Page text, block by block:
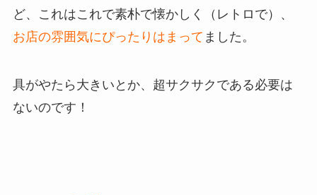
ど、これはこれで素朴で懐かしく（レトロで）、
お店の雰囲気にぴったりはまって ました。
具がやたら大きいとか、超サクサクである必要は
ないのです！